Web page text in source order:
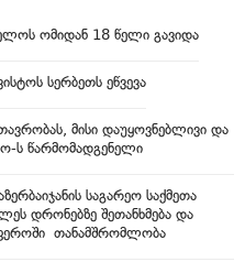
ომიდან 18 წელი გავიდა
სერბეთს ეწვევა
მისი დაუყოვნებლივი და
ს წარმომადგენელი
საგარეო საქმეთა
დრონებზე შეთანხმება და
თანამშრომლობა